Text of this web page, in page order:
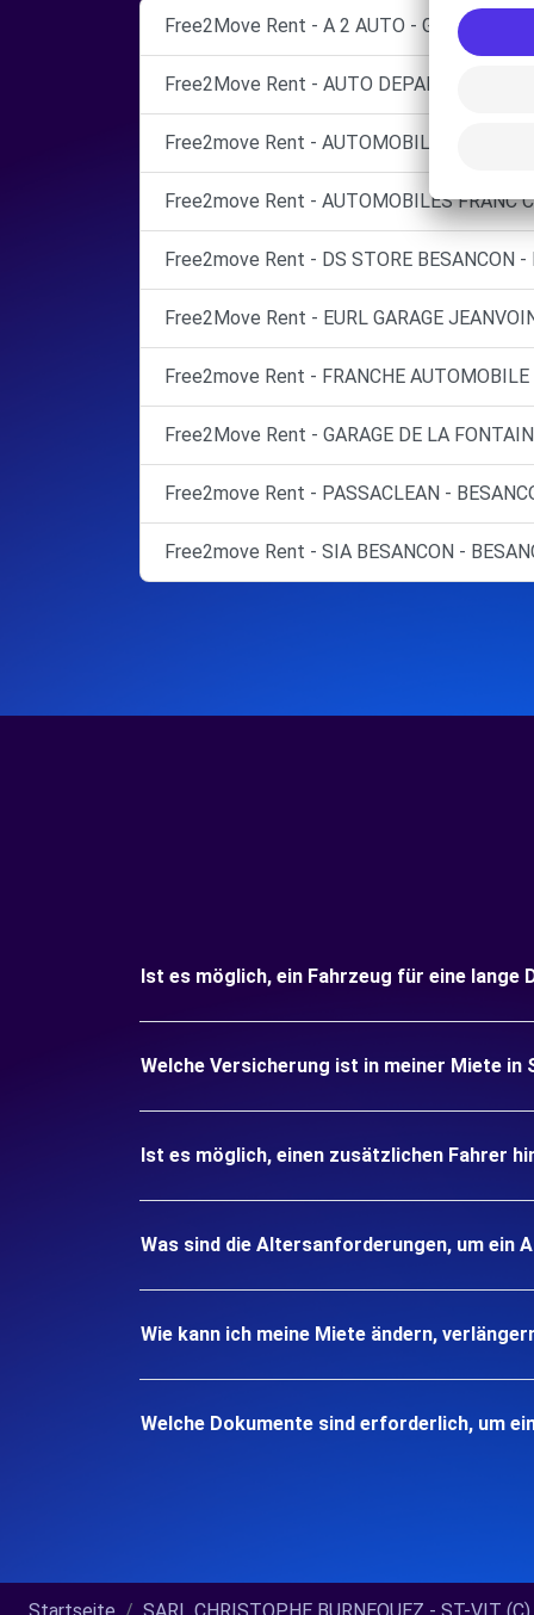
Free2Move Rent - A 2 AUTO - GARAGE
Free2Move Rent - AUTO DEPANNAGE
Free2move Rent - AUTOMOBILES FRANC-
Free2move Rent - AUTOMOBILES FRANC
Free2move Rent - DS STORE BESANCON -
Free2Move Rent - EURL GARAGE
Free2move Rent - FRANCHE AUTOMOBILE
Free2Move Rent - GARAGE DE LA
Free2move Rent - PASSACLEAN -
Free2move Rent - SIA BESANCON -
Ist es möglich, ein Fahrzeug für eine lange
Welche Versicherung ist in meiner Miete in
Ist es möglich, einen zusätzlichen Fahrer
Was sind die Altersanforderungen, um ein
Wie kann ich meine Miete ändern,
Welche Dokumente sind erforderlich, um